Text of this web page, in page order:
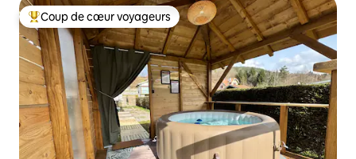
Coups de cœur voyageurs les plus appréciés
Coup de cœur voyageurs